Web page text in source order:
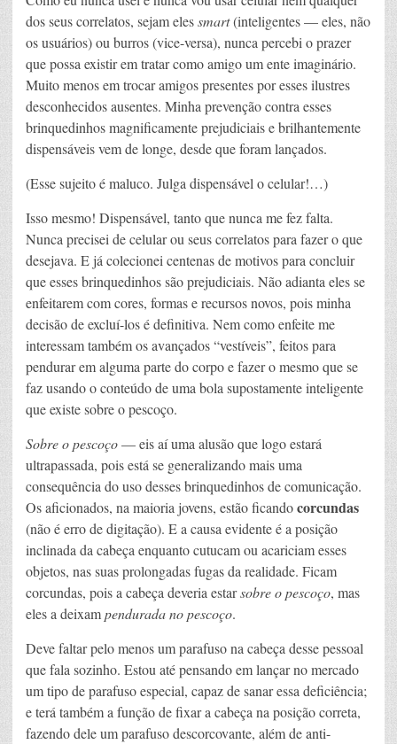
dos seus correlatos, sejam elessmart(inteligentes — eles, não
os usuários) ou burros (vice-versa), nunca percebi o prazer
que possa existir em tratar como amigo um ente imaginário.
Muito menos em trocar amigos presentes por esses ilustres
desconhecidos ausentes. Minha prevenção contra esses
brinquedinhos magnificamente prejudiciais e brilhantemente
dispensáveis vem de longe, desde que foram lançados.
(Esse sujeito é maluco. Julga dispensável o celular!…)
Isso mesmo! Dispensável, tanto que nunca me fez falta.
Nunca precisei de celular ou seus correlatos para fazer o que
desejava. E já colecionei centenas de motivos para concluir
que esses brinquedinhos são prejudiciais. Não adianta eles se
enfeitarem com cores, formas e recursos novos, pois minha
decisão de excluí-los é definitiva. Nem como enfeite me
interessam também os avançados “vestíveis”, feitos para
pendurar em alguma parte do corpo e fazer o mesmo que se
faz usando o conteúdo de uma bola supostamente inteligente
que existe sobre o pescoço.
Sobre o pescoço— eis aí uma alusão que logo estará
ultrapassada, pois está se generalizando mais uma
consequência do uso desses brinquedinhos de comunicação.
Os aficionados, na maioria jovens, estão ficandocorcundas
(não é erro de digitação). E a causa evidente é a posição
inclinada da cabeça enquanto cutucam ou acariciam esses
objetos, nas suas prolongadas fugas da realidade. Ficam
corcundas, pois a cabeça deveria estarsobre o pescoço, mas
eles a deixampendurada no pescoço.
Deve faltar pelo menos um parafuso na cabeça desse pessoal
que fala sozinho. Estou até pensando em lançar no mercado
um tipo de parafuso especial, capaz de sanar essa deficiência;
e terá também a função de fixar a cabeça na posição correta,
fazendo dele um parafuso descorcovante, além de anti-